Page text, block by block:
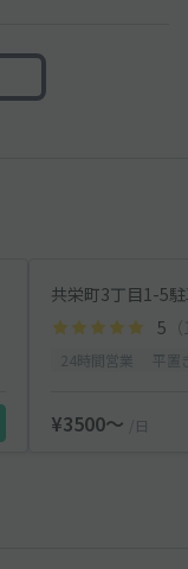
共栄町3丁目1-5
5
¥3500〜 /日